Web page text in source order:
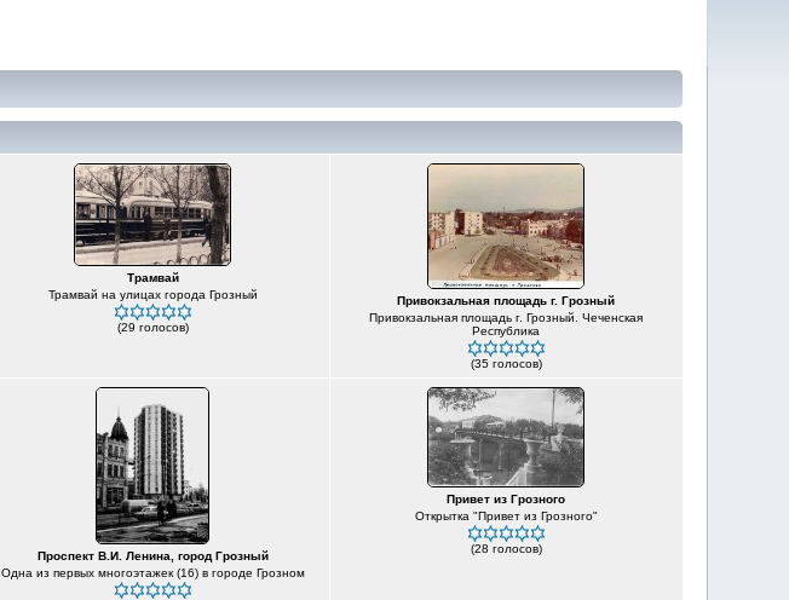
Трамвай
Трамвай на улицах города Грозный
(29 голосов)
Привокзальная площадь г. Грозный
Привокзальная площадь г. Грозный. Чеченская
Республика
(35 голосов)
Проспект В.И. Ленина, город Грозный
Одна из первых многоэтажек (16) в городе Грозном
Привет из Грозного
Открытка "Привет из Грозного"
(28 голосов)